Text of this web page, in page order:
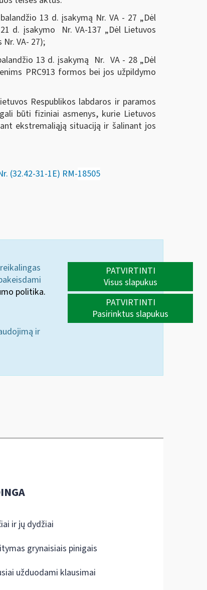
13 d. įsakymą Nr. VA - 27 „Dėl
d. įsakymo Nr. VA-137 „Dėl Lietuvos
VA- 27);
13 d. įsakymą Nr. VA - 28 „Dėl
PRC913 formos bei jos užpildymo
Respublikos labdaros ir paramos
būti fiziniai asmenys, kurie Lietuvos
ekstremaliąją situaciją ir šalinant jos
(32.42-31-1E) RM-18505
politika.
ir
PATVIRTINTI
Visus slapukus
PATVIRTINTI
Pasirinktus slapukus
ir jų dydžiai
grynaisiais pinigais
užduodami klausimai